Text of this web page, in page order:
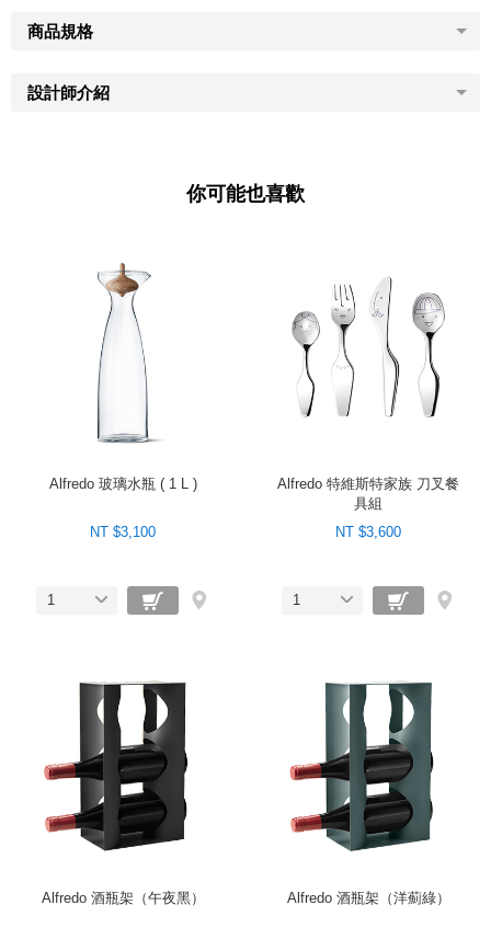
商品規格
設計師介紹
你可能也喜歡
Alfredo 玻璃水瓶 ( 1 L )
NT $3,100
1
Alfredo 特維斯特家族 刀叉餐
具組
NT $3,600
1
Alfredo 酒瓶架（午夜黑） Alfredo 酒瓶架（洋薊綠）